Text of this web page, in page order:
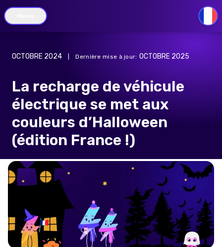
FR
OCTOBRE 2024 Dernière mise à jour: OCTOBRE 2025
La recharge de véhicule
électrique se met aux
couleurs d’Halloween
(édition France !)